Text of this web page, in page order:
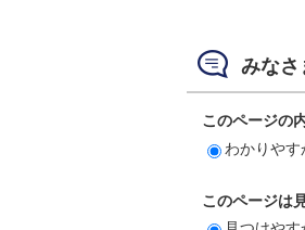
みなさ
このページの
わかりやす
このページは